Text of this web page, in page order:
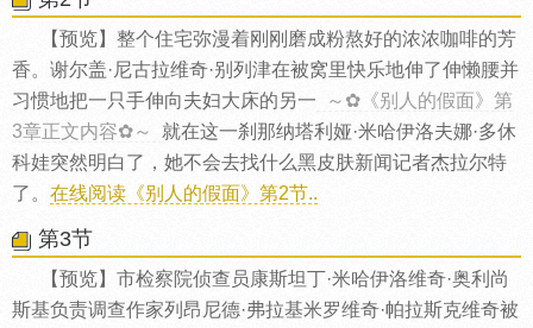
【预览】整个住宅弥漫着刚刚磨成粉熬好的浓浓咖啡的芳
香。谢尔盖·尼古拉维奇·别列津在被窝里快乐地伸了伸懒腰并
习惯地把一只手伸向夫妇大床的另一
～✿《别人的假面》第
3章正文内容✿～
就在这一刹那纳塔利娅·米哈伊洛夫娜·多休
科娃突然明白了，她不会去找什么黑皮肤新闻记者杰拉尔特
了。 在线阅读《别人的假面》第2节..
第3节
【预览】市检察院侦查员康斯坦丁·米哈伊洛维奇·奥利尚
斯基负责调查作家列昂尼德·弗拉基米罗维奇·帕拉斯克维奇被